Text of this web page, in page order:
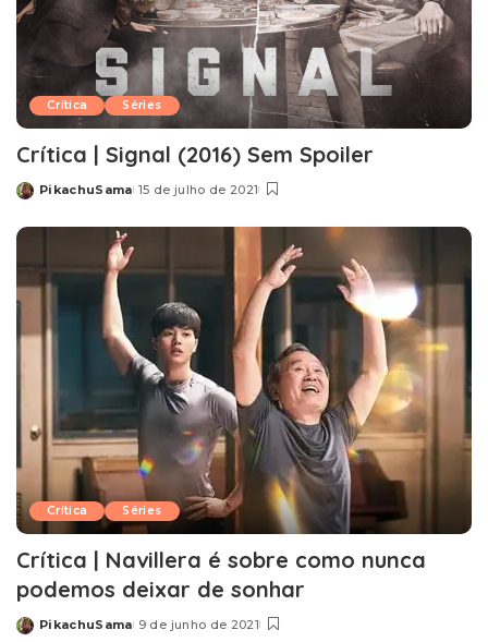
Crítica Séries
Crítica | Signal (2016) Sem Spoiler
Posted
PikachuSama 15 de julho de 2021
Crítica Séries
Crítica | Navillera é sobre como nunca
podemos deixar de sonhar
Posted
PikachuSama 9 de junho de 2021